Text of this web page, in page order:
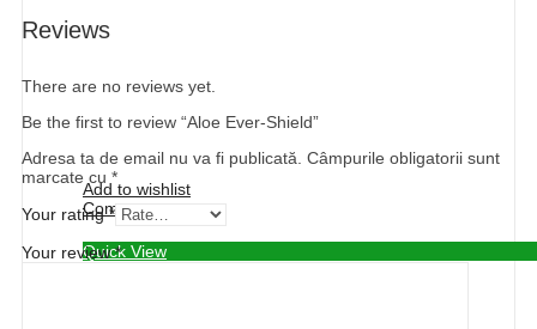
Add to wishlist
Compare
Quick View
Reviews
There are no reviews yet.
Be the first to review “Aloe Ever-Shield”
Adresa ta de email nu va fi publicată. Câmpurile obligatorii sunt
marcate cu *
Your rating*
Your review*